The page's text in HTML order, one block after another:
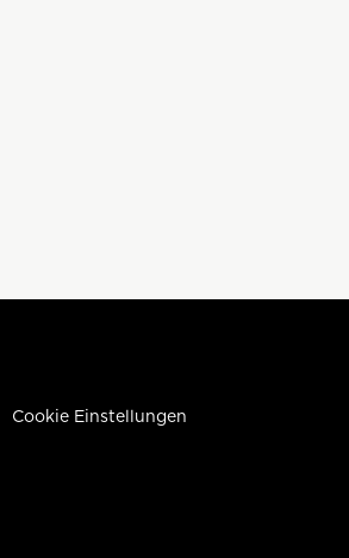
Cookie Einstellungen